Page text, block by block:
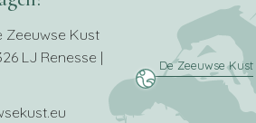
Zeeuwse Kust
LJ Renesse |